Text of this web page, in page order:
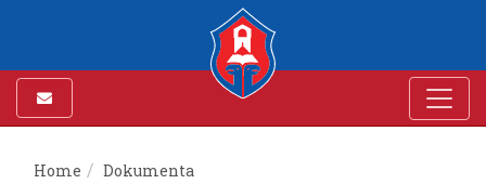
Home Dokumenta